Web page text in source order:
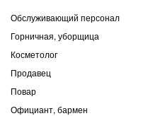
Обслуживающий персонал
Горничная, уборщица
Косметолог
Продавец
Повар
Официант, бармен